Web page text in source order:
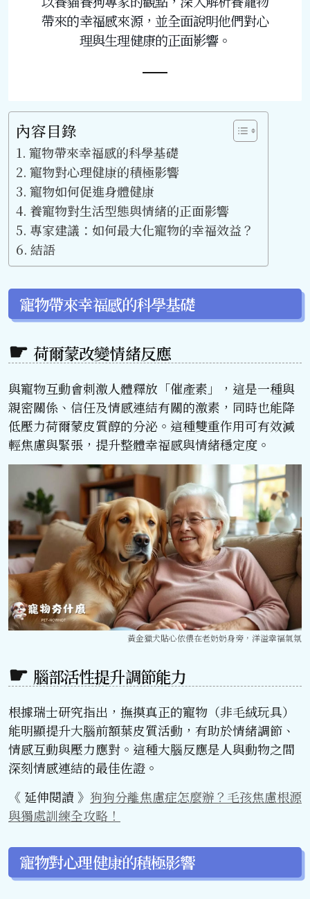
帶來的幸福感來源，並全面說明他們對心
理與生理健康的正面影響。
內容目錄
寵物帶來幸福感的科學基礎
寵物對心理健康的積極影響
寵物如何促進身體健康
養寵物對生活型態與情緒的正面影響
專家建議：如何最大化寵物的幸福效益？
結語
寵物帶來幸福感的科學基礎
荷爾蒙改變情緒反應
與寵物互動會刺激人體釋放「催產素」，這是一種與
親密關係、信任及情感連結有關的激素，同時也能降
低壓力荷爾蒙皮質醇的分泌。這種雙重作用可有效減
輕焦慮與緊張，提升整體幸福感與情緒穩定度。
黃金獵犬貼心依偎在老奶奶身旁，洋溢幸福氣氛
腦部活性提升調節能力
根據瑞士研究指出，撫摸真正的寵物（非毛絨玩具）
能明顯提升大腦前額葉皮質活動，有助於情緒調節、
情感互動與壓力應對。這種大腦反應是人與動物之間
深刻情感連結的最佳佐證。
《 延伸閱讀 》 狗狗分離焦慮症怎麼辦？毛孩焦慮根源
與獨處訓練全攻略！
寵物對心理健康的積極影響